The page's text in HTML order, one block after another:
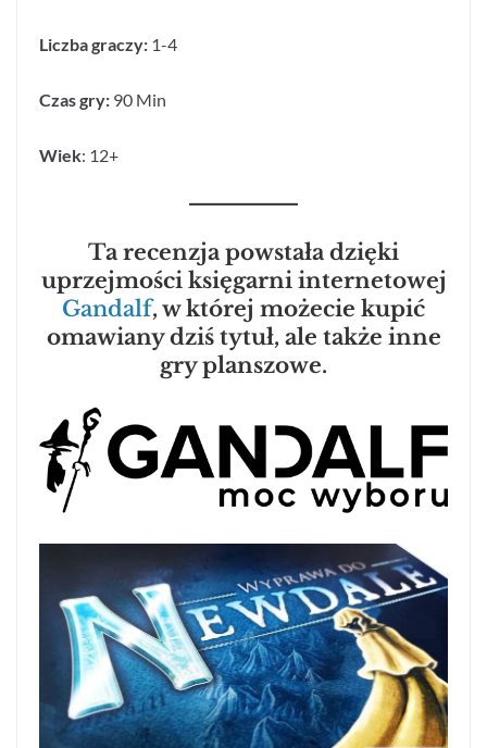
Liczba graczy: 1-4
Czas gry: 90 Min
Wiek: 12+
Ta recenzja powstała dzięki
uprzejmości księgarni internetowej
Gandalf, w której możecie kupić
omawiany dziś tytuł, ale także inne
gry planszowe.